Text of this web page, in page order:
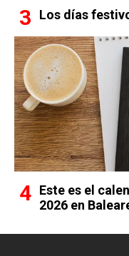
Los días
Este es el
2026 en